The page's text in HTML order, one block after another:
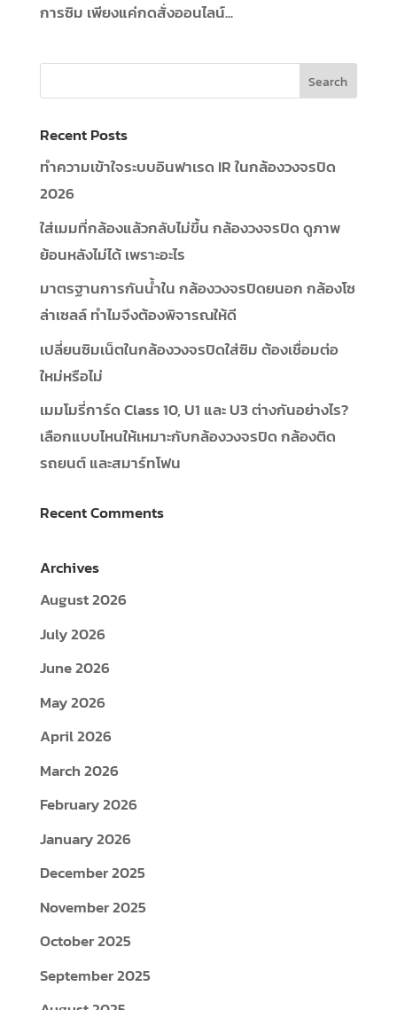
การซิม เพียงแค่กดสั่งออนไลน์...
Recent Posts
ทำความเข้าใจระบบอินฟาเรด IR ในกล้องวงจรปิด
2026
ใส่เมมที่กล้องแล้วกลับไม่ขึ้น กล้องวงจรปิด ดูภาพ
ย้อนหลังไม่ได้ เพราะอะไร
มาตรฐานการกันน้ำใน กล้องวงจรปิดยนอก กล้องโซ
ล่าเซลล์ ทำไมจึงต้องพิจารณให้ดี
เปลี่ยนซิมเน็ตในกล้องวงจรปิดใส่ซิม ต้องเชื่อมต่อ
ใหม่หรือไม่
เมมโมรี่การ์ด Class 10, U1 และ U3 ต่างกันอย่างไร?
เลือกแบบไหนให้เหมาะกับกล้องวงจรปิด กล้องติด
รถยนต์ และสมาร์ทโฟน
Recent Comments
Archives
August 2026
July 2026
June 2026
May 2026
April 2026
March 2026
February 2026
January 2026
December 2025
November 2025
October 2025
September 2025